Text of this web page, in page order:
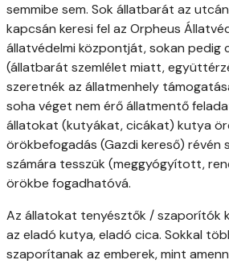
semmibe sem. Sok állatbarát az
kapcsán keresi fel az Orpheus
állatvédelmi központját, sokan pedig
(állatbarát szemlélet miatt,
szeretnék az állatmenhely
soha véget nem érő állatmentő
állatokat (kutyákat, cicákat) kutya
örökbefogadás (Gazdi kereső) révén
számára tesszük (meggyógyított,
örökbe fogadhatóvá.
Az állatokat tenyésztők / szaporítók
az eladó kutya, eladó cica. Sokkal
szaporítanak az emberek, mint